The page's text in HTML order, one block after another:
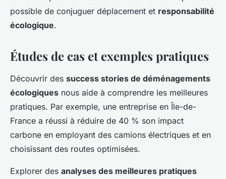
possible de conjuguer déplacement et responsabilité
écologique.
Études de cas et exemples pratiques
Découvrir des success stories de déménagements
écologiques nous aide à comprendre les meilleures
pratiques. Par exemple, une entreprise en Île-de-
France a réussi à réduire de 40 % son impact
carbone en employant des camions électriques et en
choisissant des routes optimisées.
Explorer des analyses des meilleures pratiques